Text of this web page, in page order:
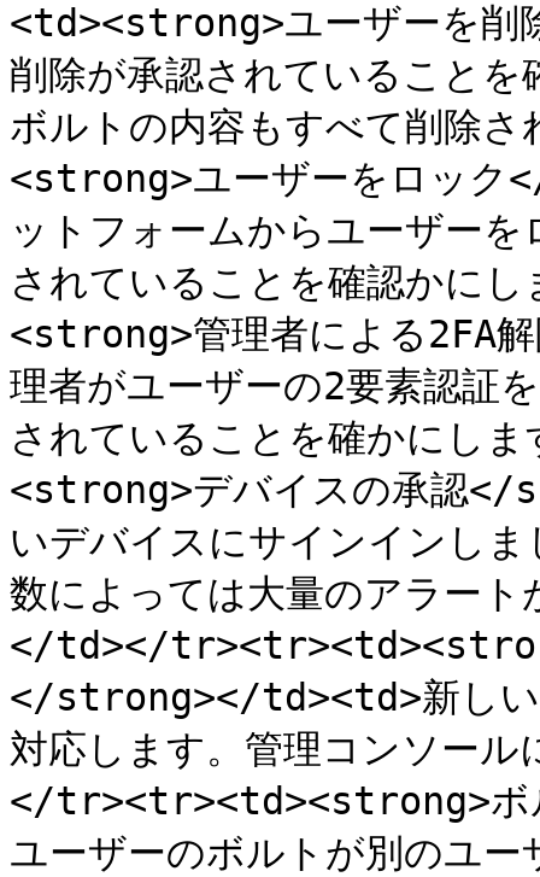
<td><strong>ユーザーを
削除が承認されていること
ボルトの内容もすべて削
<strong>ユーザーをロッ
ットフォームからユーザー
されていることを確認か
<strong>管理者による
理者がユーザーの2要素認証
されていることを確かに
<strong>デバイスの承認
いデバイスにサインインし
数によっては大量のアラー
</td></
</strong></td><td>新しい
対応します。管理コンソー
</tr><tr><td><strong>ボ
ユーザーのボルトが別のユ